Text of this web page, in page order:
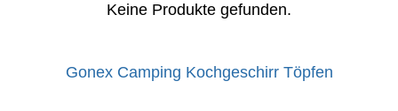
Keine Produkte gefunden.
Gonex Camping Kochgeschirr Töpfen